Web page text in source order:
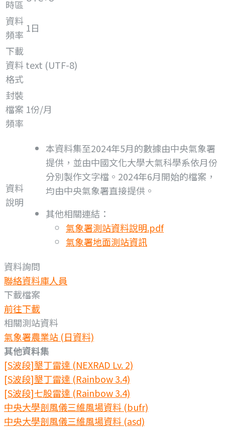
時區
資料
頻率
1日
下載
資料
格式
text (UTF-8)
封裝
檔案
頻率
1份/月
資料
說明
本資料集至2024年5月的數據由中央氣象署
提供，並由中國文化大學大氣科學系依月份
分別製作文字檔。2024年6月開始的檔案，
均由中央氣象署直接提供。
其他相關連結：
氣象署測站資料說明.pdf
氣象署地面測站資訊
資料詢問
聯絡資料庫人員
下載檔案
前往下載
相關測站資料
氣象署農業站 (日資料)
其他資料集
[S波段]墾丁雷達 (NEXRAD Lv. 2)
[S波段]墾丁雷達 (Rainbow 3.4)
[S波段]七股雷達 (Rainbow 3.4)
中央大學剖風儀三維風場資料 (bufr)
中央大學剖風儀三維風場資料 (asd)